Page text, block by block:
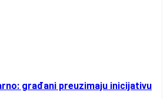
građani preuzimaju inicijativu